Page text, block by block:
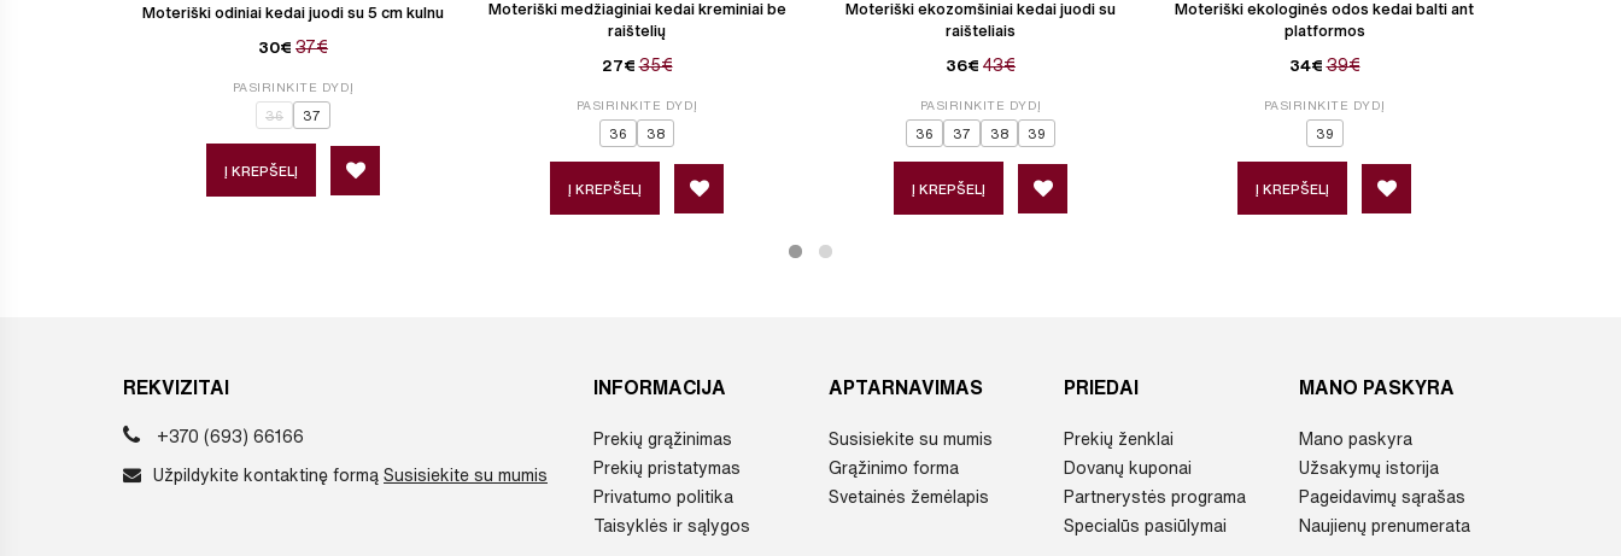
Moteriški odiniai kedai juodi su 5 cm kulnu
30€ 37€
PASIRINKITE DYDĮ
36 37
Į KREPŠELĮ
Moteriški medžiaginiai kedai kreminiai be
raištelių
27€ 35€
PASIRINKITE DYDĮ
36 38
Į KREPŠELĮ
Moteriški ekozomšiniai kedai juodi su
raišteliais
36€ 43€
PASIRINKITE DYDĮ
36 37 38 39
Į KREPŠELĮ
Moteriški ekologinės odos kedai balti ant
platformos
34€ 39€
PASIRINKITE DYDĮ
39
Į KREPŠELĮ
REKVIZITAI
+370 (693) 66166
Užpildykite kontaktinę formą Susisiekite su mumis
INFORMACIJA
Prekių grąžinimas
Prekių pristatymas
Privatumo politika
Taisyklės ir sąlygos
APTARNAVIMAS
Susisiekite su mumis
Grąžinimo forma
Svetainės žemėlapis
PRIEDAI
Prekių ženklai
Dovanų kuponai
Partnerystės programa
Specialūs pasiūlymai
MANO PASKYRA
Mano paskyra
Užsakymų istorija
Pageidavimų sąrašas
Naujienų prenumerata